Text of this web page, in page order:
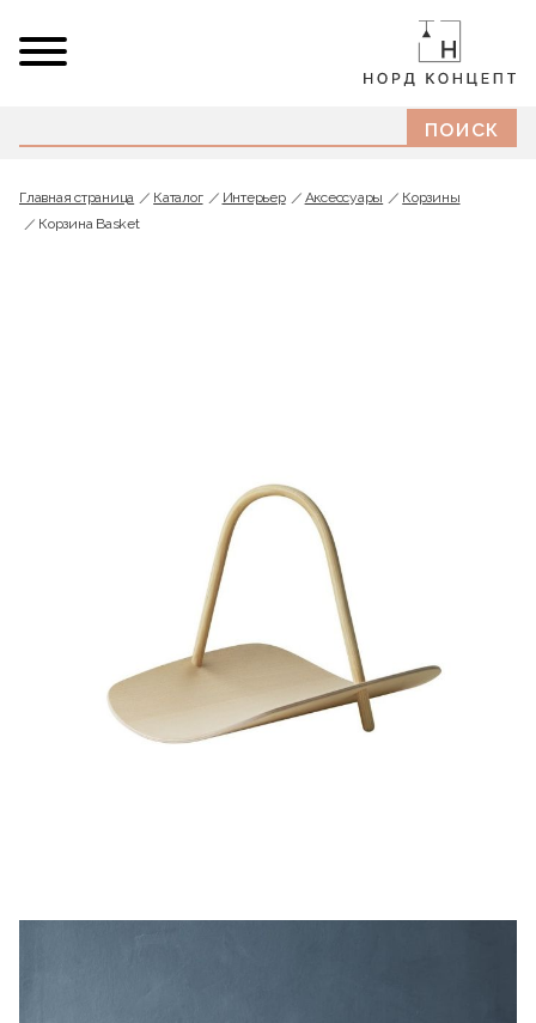
Главная страница Каталог Интерьер Аксессуары
Корзины
Корзина Basket